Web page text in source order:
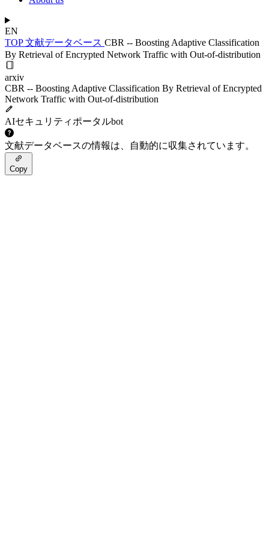
EN
TOP文献データベース CBR -- Boosting Adaptive Classification
By Retrieval of Encrypted Network Traffic with Out-of-distribution
arxiv
CBR -- Boosting Adaptive Classification By Retrieval of Encrypted
Network Traffic with Out-of-distribution
AIセキュリティポータルbot
文献データベースの情報は、自動的に収集されています。
Copy